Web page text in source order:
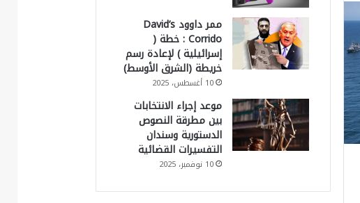
ممر داوود David’s
Corrido : خطة (
إسرائيلية ) لإعادة رسم
خريطة (الشرق الأوسط)
10 أغسطس، 2025
موعد إجراء الانتخابات
بين مطرقة النصوص
الدستورية وسندان
التفسيرات القضائية
10 نوفمبر، 2025